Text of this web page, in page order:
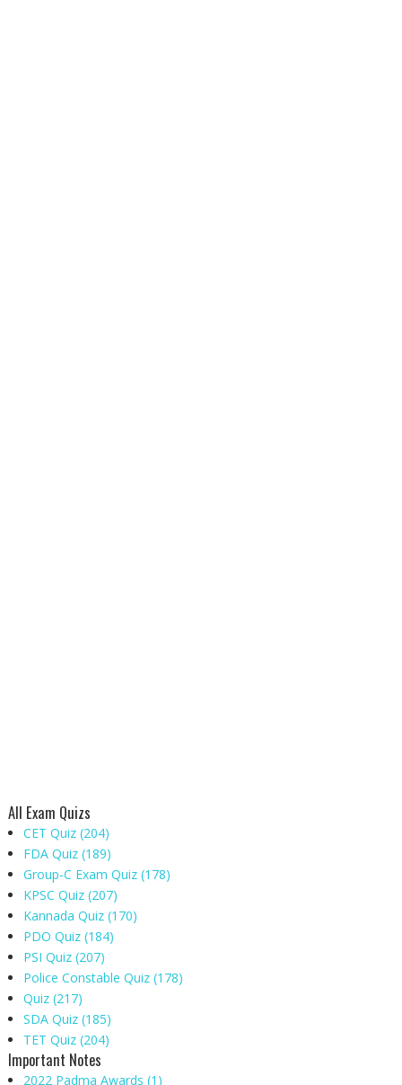
All Exam Quizs
CET Quiz(204)
FDA Quiz(189)
Group-C Exam Quiz(178)
KPSC Quiz(207)
Kannada Quiz(170)
PDO Quiz(184)
PSI Quiz(207)
Police Constable Quiz(178)
Quiz(217)
SDA Quiz(185)
TET Quiz(204)
Important Notes
2022 Padma Awards(1)